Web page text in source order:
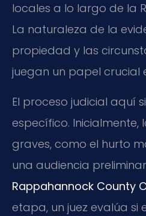
locales a lo largo de la
La naturaleza de la
propiedad y las
juegan un papel crucial
El proceso judicial aquí
específico. Inicialmente,
graves, como el hurto
una audiencia
Rappahannock County
etapa, un juez evalúa si